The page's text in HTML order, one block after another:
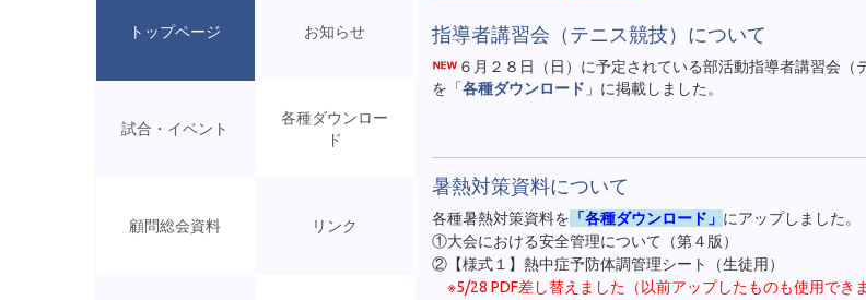
指導者講習会（テニス競技）について
６月２８日（日）に予定されている部活動指導者講習会（
を「各種ダウンロード 」に掲載しました。
暑熱対策資料について
各種暑熱対策資料を 「各種ダウンロード」 にアップしました。
①大会における安全管理について（第４版）
②【様式１】熱中症予防体調管理シート（生徒用）
※5/28 PDF差し替えました（以前アップしたものも使用できま
トップページ お知らせ
試合・イベント
各種ダウンロー
ド
顧問総会資料 リンク